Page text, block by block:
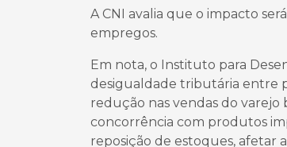
A CNI avalia que o impacto
empregos.
Em nota, o Instituto para
desigualdade tributária entre
redução nas vendas do varejo
concorrência com produtos
reposição de estoques, afetar